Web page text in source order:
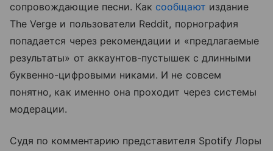
сопровождающие песни. Как сообщают издание
The Verge и пользователи Reddit, порнография
попадается через рекомендации и «предлагаемые
результаты» от аккаунтов-пустышек с длинными
буквенно-цифровыми никами. И не совсем
понятно, как именно она проходит через системы
модерации.
Судя по комментарию представителя Spotify Лоры